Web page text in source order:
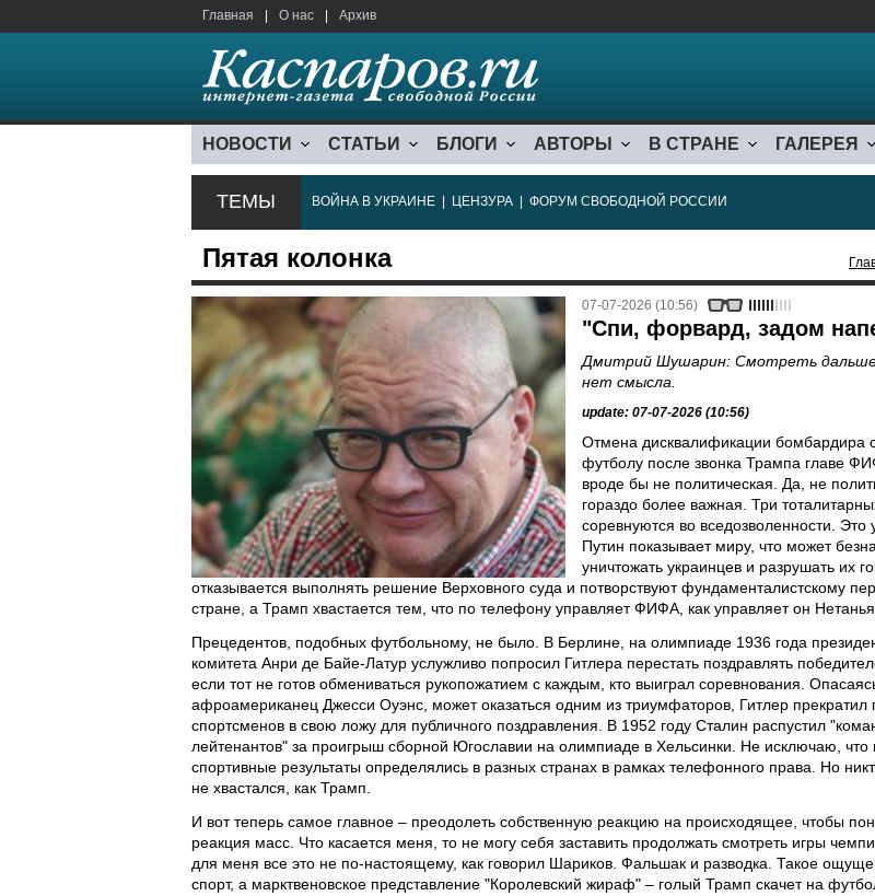
Главная О нас Архив
НОВОСТИ СТАТЬИ БЛОГИ АВТОРЫ В СТРАНЕ ГАЛЕРЕЯ
ТЕМЫ ВОЙНА В УКРАИНЕ ЦЕНЗУРА ФОРУМ СВОБОДНОЙ РОССИИ
Пятая колонка
07-07-2026 (10:56)
"Спи, форвард, задом
Дмитрий Шушарин: Смотреть
нет смысла.
update: 07-07-2026 (10:56)
Отмена дисквалификации
футболу после звонка Трампа главе
вроде бы не политическая. Да, не
гораздо более важная. Три
соревнуются во вседозволенности. Это
Путин показывает миру, что может
уничтожать украинцев и разрушать их
отказывается выполнять решение Верховного суда и потворствуют фундаменталистскому
стране, а Трамп хвастается тем, что по телефону управляет ФИФА, как управляет он
Прецедентов, подобных футбольному, не было. В Берлине, на олимпиаде 1936 года
комитета Анри де Байе-Латур услужливо попросил Гитлера перестать поздравлять
если тот не готов обмениваться рукопожатием с каждым, кто выиграл соревнования.
афроамериканец Джесси Оуэнс, может оказаться одним из триумфаторов, Гитлер прекратил
спортсменов в свою ложу для публичного поздравления. В 1952 году Сталин распустил
лейтенантов" за проигрыш сборной Югославии на олимпиаде в Хельсинки. Не исключаю, что
спортивные результаты определялись в разных странах в рамках телефонного права. Но
не хвастался, как Трамп.
И вот теперь самое главное – преодолеть собственную реакцию на происходящее, чтобы
реакция масс. Что касается меня, то не могу себя заставить продолжать смотреть игры
для меня все это не по-настоящему, как говорил Шариков. Фальшак и разводка. Такое
спорт, а марктвеновское представление "Королевский жираф" – голый Трамп скачет на